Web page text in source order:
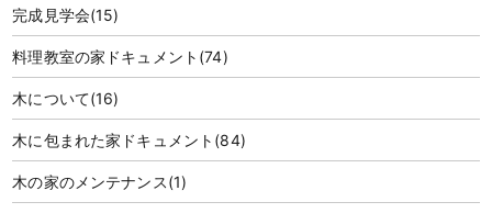
完成見学会(15)
料理教室の家ドキュメント (74)
木について(16)
木に包まれた家ドキュメント (84)
木の家のメンテナンス(1)